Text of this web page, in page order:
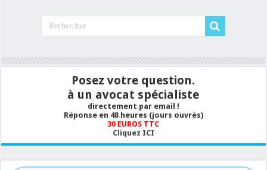
Posez votre question.
à un avocat spécialiste
directement par email !
Réponse en 48 heures (jours ouvrés)
30 EUROS TTC
Cliquez ICI